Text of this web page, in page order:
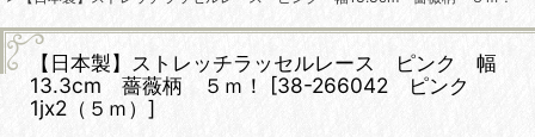
【日本製】ストレッチラッセルレース ピンク 幅
13.3cm 薔薇柄 ５ｍ！
[38-266042 ピンク
1jx2（５ｍ） ]